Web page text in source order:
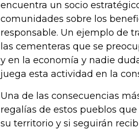
encuentra un socio
comunidades sobre los
responsable. Un ejemplo de
las cementeras que se
y en la economía y nadie
juega esta actividad en la
Una de las consecuencias
regalías de estos pueblos
su territorio y si seguirán